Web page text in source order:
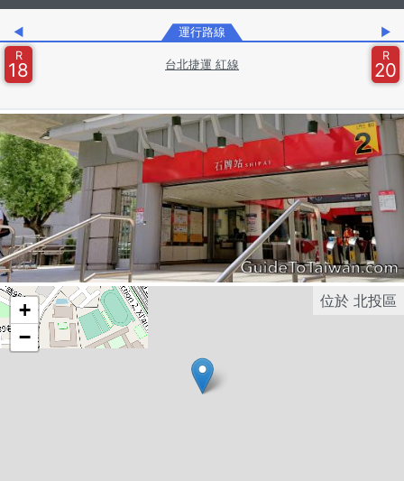
◀ 運行路線
▶
R
18 台北捷運 紅線
R
20
位於 北投區
+
−